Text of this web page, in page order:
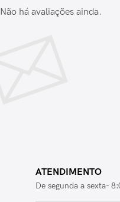
Não há avaliações ainda.
ATENDIMENTO
De segunda a sexta-